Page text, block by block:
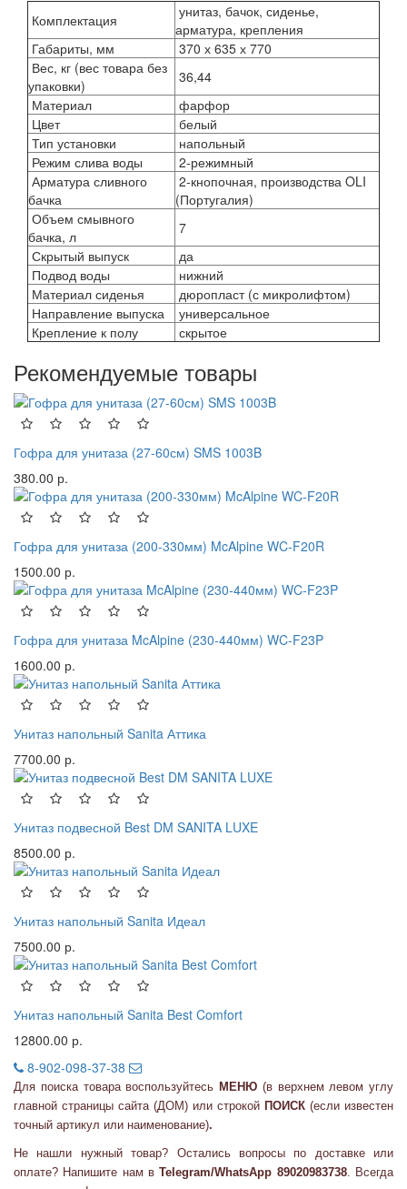
Комплектация
унитаз, бачок, сиденье,
арматура, крепления
Габариты, мм
370 х 635 х 770
Вес, кг (вес товара без
упаковки)
36,44
Материал
фарфор
Цвет
белый
Тип установки
напольный
Режим слива воды
2-режимный
Арматура сливного
бачка
2-кнопочная, производства OLI
(Португалия)
Объем смывного
бачка, л
7
Скрытый выпуск
да
Подвод воды
нижний
Материал сиденья
дюропласт (с микролифтом)
Направление выпуска
универсальное
Крепление к полу
скрытое
Рекомендуемые товары
Гофра для унитаза (27-60см) SMS 1003B
380.00 р.
Гофра для унитаза (200-330мм) McAlpine WC-F20R
1500.00 р.
Гофра для унитаза McAlpine (230-440мм) WC-F23P
1600.00 р.
Унитаз напольный Sanita Аттика
7700.00 р.
Унитаз подвесной Best DM SANITA LUXE
8500.00 р.
Унитаз напольный Sanita Идеал
7500.00 р.
Унитаз напольный Sanita Best Comfort
12800.00 р.
8-902-098-37-38
Для поиска товара воспользуйтесь МЕНЮ (в верхнем левом углу
главной страницы сайта (ДОМ) или строкой ПОИСК (если известен
точный артикул или наименование).
Не нашли нужный товар? Остались вопросы по доставке или
оплате? Напишите нам вTelegram/WhatsApp 89020983738. Всегда